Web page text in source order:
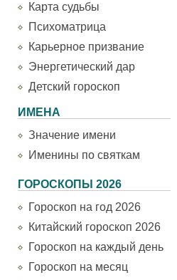
Карта судьбы
Психоматрица
Карьерное призвание
Энергетический дар
Детский гороскоп
ИМЕНА
Значение имени
Именины по святкам
ГОРОСКОПЫ 2026
Гороскоп на год 2026
Китайский гороскоп 2026
Гороскоп на каждый день
Гороскоп на месяц